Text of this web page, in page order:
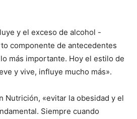
y el exceso de alcohol -
componente de antecedentes
más importante. Hoy el estilo de
y vive, influye mucho más».
Nutrición, «evitar la obesidad y el
Siempre cuando